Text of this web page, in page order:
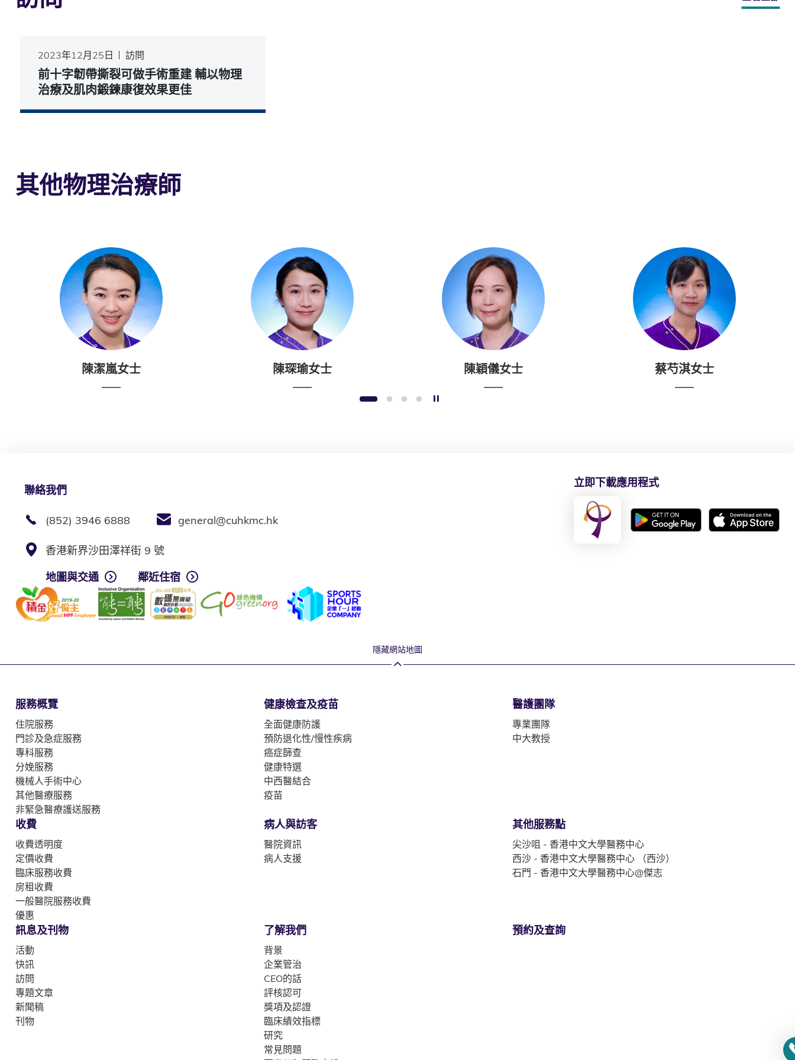
2023年12月25日 訪問
前十字韌帶撕裂可做手術重建 輔以物理
治療及肌肉鍛鍊康復效果更佳
其他物理治療師
陳潔嵐女士 陳琛瑜女士 陳穎儀女士 蔡芍淇女士
1 2 3 4
聯絡我們
(852) 3946 6888 general@cuhkmc.hk
香港新界沙田澤祥街 9 號
地圖與交通
鄰近住宿
立即下載應用程式
隱藏網站地圖
服務概覽
住院服務
門診及急症服務
專科服務
分娩服務
機械人手術中心
其他醫療服務
非緊急醫療護送服務
健康檢查及疫苗
全面健康防護
預防退化性/慢性疾病
癌症篩查
健康特選
中西醫結合
疫苗
醫護團隊
專業團隊
中大教授
收費
收費透明度
定價收費
臨床服務收費
房租收費
一般醫院服務收費
優惠
病人與訪客
醫院資訊
病人支援
其他服務點
尖沙咀 - 香港中文大學醫務中心
西沙 - 香港中文大學醫務中心 （西沙）
石門 - 香港中文大學醫務中心@傑志
訊息及刊物
活動
快訊
訪問
專題文章
新聞稿
刊物
了解我們
背景
企業管治
CEO的話
評核認可
獎項及認證
臨床績效指標
研究
常見問題
預約及查詢